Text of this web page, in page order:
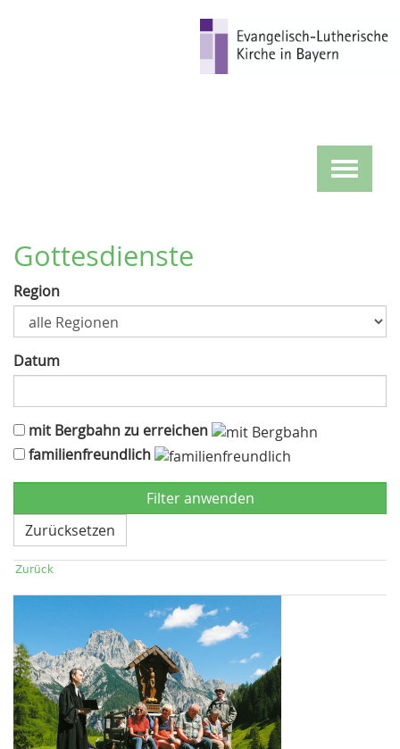
zum
Inhalt
Toggle
Gottesdienste
Region
Datum
mit Bergbahn zu erreichen
familienfreundlich
Zurücksetzen
Zurück